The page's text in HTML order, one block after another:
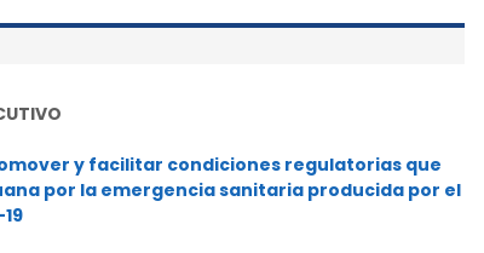
y facilitar condiciones regulatorias que
por la emergencia sanitaria producida por el